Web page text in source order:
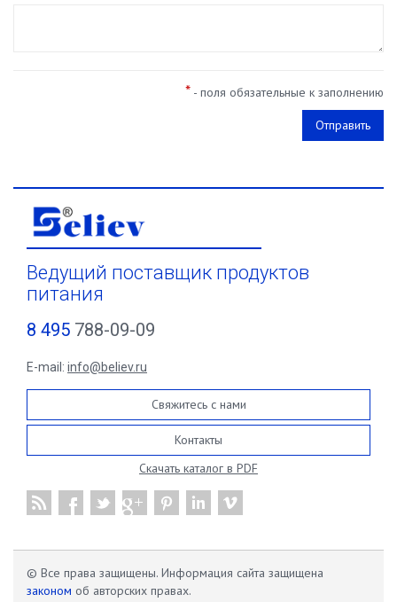
* - поля обязательные к заполнению
Ведущий поставщик продуктов
питания
8 495 788-09-09
E-mail: info@believ.ru
Свяжитесь с нами
Контакты
Скачать каталог в PDF
© Все права защищены. Информация сайта защищена
законом об авторских правах.